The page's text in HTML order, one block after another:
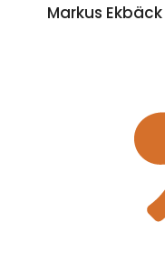
Markus Ekbäck